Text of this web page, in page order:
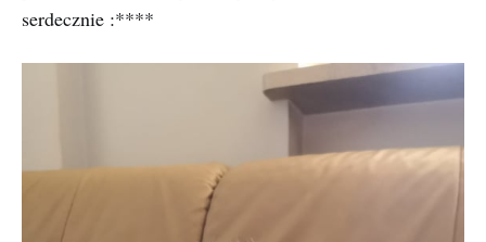
serdecznie :****